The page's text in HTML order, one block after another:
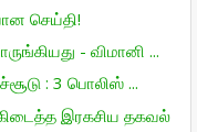
செய்தி!
- விமானி ...
: 3 பொலிஸ் ...
இரகசிய தகவல்